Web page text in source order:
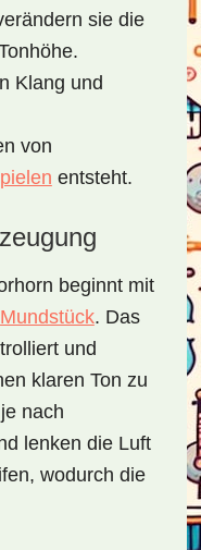
sie die
Klang und
von
entsteht.
beginnt mit
Mundstück. Das
und
klaren Ton zu
nach
lenken die Luft
wodurch die